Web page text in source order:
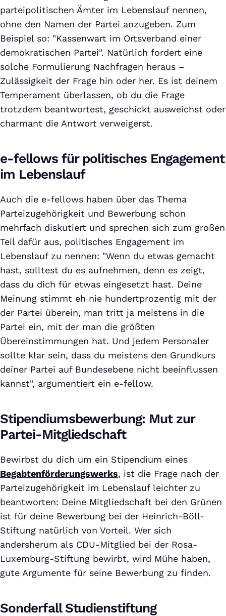
parteipolitischen Ämter im Lebenslauf nennen,
ohne den Namen der Partei anzugeben. Zum
Beispiel so: "Kassenwart im Ortsverband einer
demokratischen Partei". Natürlich fordert eine
solche Formulierung Nachfragen heraus –
Zulässigkeit der Frage hin oder her. Es ist deinem
Temperament überlassen, ob du die Frage
trotzdem beantwortest, geschickt ausweichst oder
charmant die Antwort verweigerst.
e-fellows für politisches Engagement
im Lebenslauf
Auch die e-fellows haben über das Thema
Parteizugehörigkeit und Bewerbung schon
mehrfach diskutiert und sprechen sich zum großen
Teil dafür aus, politisches Engagement im
Lebenslauf zu nennen: "Wenn du etwas gemacht
hast, solltest du es aufnehmen, denn es zeigt,
dass du dich für etwas eingesetzt hast. Deine
Meinung stimmt eh nie hundertprozentig mit der
der Partei überein, man tritt ja meistens in die
Partei ein, mit der man die größten
Übereinstimmungen hat. Und jedem Personaler
sollte klar sein, dass du meistens den Grundkurs
deiner Partei auf Bundesebene nicht beeinflussen
kannst", argumentiert ein e-fellow.
Stipendiumsbewerbung: Mut zur
Partei-Mitgliedschaft
Bewirbst du dich um ein Stipendium eines
Begabtenförderungswerks, ist die Frage nach der
Parteizugehörigkeit im Lebenslauf leichter zu
beantworten: Deine Mitgliedschaft bei den Grünen
ist für deine Bewerbung bei der Heinrich-Böll-
Stiftung natürlich von Vorteil. Wer sich
andersherum als CDU-Mitglied bei der Rosa-
Luxemburg-Stiftung bewirbt, wird Mühe haben,
gute Argumente für seine Bewerbung zu finden.
Sonderfall Studienstiftung